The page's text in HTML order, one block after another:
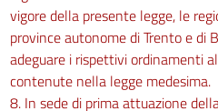
vigore della presente legge, le
province autonome di Trento e di
adeguare i rispettivi ordinamenti
contenute nella legge medesima.
8. In sede di prima attuazione